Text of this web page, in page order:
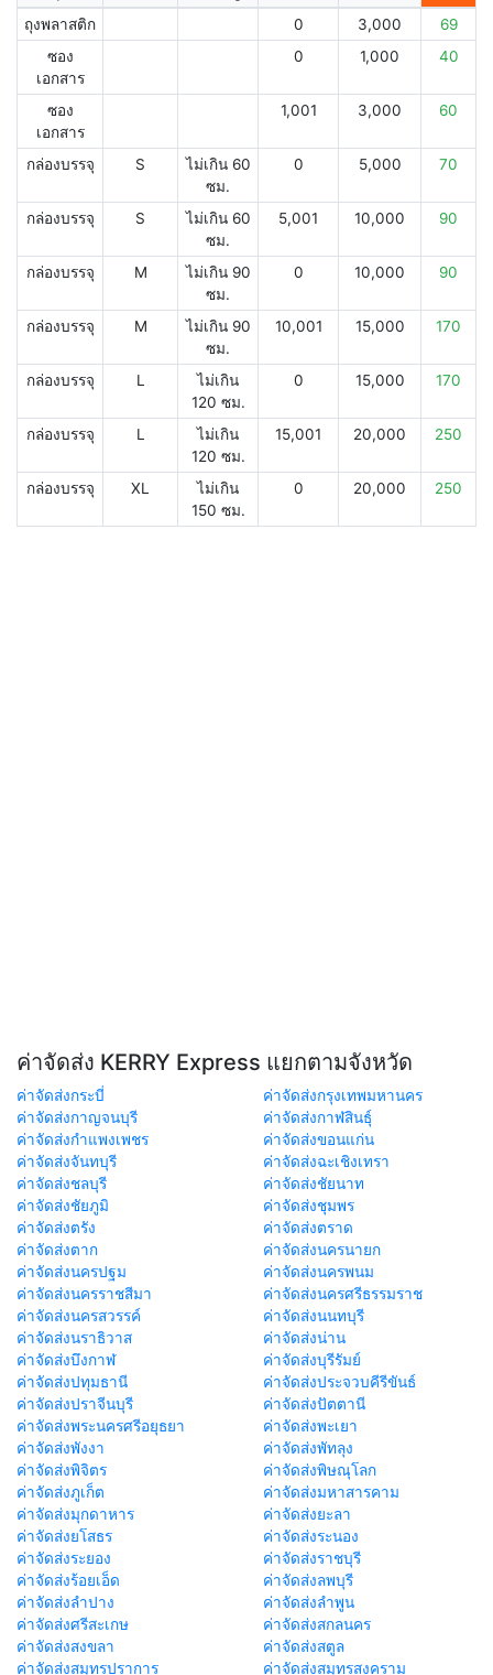
ถุงพลาสติก
0 3,000
69
ซอง
เอกสาร
0 1,000 40
ซอง
เอกสาร
1,001 3,000 60
กล่องบรรจุ S
ไม่เกิน 60
ซม.
0 5,000 70
กล่องบรรจุ S
ไม่เกิน 60
ซม.
5,001 10,000 90
กล่องบรรจุ M
ไม่เกิน 90
ซม.
0 10,000 90
กล่องบรรจุ M
ไม่เกิน 90
ซม.
10,001 15,000 170
กล่องบรรจุ L
ไม่เกิน
120 ซม.
0 15,000 170
กล่องบรรจุ L
ไม่เกิน
120 ซม.
15,001 20,000 250
กล่องบรรจุ XL
ไม่เกิน
150 ซม.
0 20,000 250
ค่าจัดส่ง KERRY Express แยกตามจังหวัด
ค่าจัดส่งกระบี่
ค่าจัดส่งกรุงเทพมหานคร
ค่าจัดส่งกาญจนบุรี
ค่าจัดส่งกาฬสินธุ์
ค่าจัดส่งกำแพงเพชร
ค่าจัดส่งขอนแก่น
ค่าจัดส่งจันทบุรี
ค่าจัดส่งฉะเชิงเทรา
ค่าจัดส่งชลบุรี
ค่าจัดส่งชัยนาท
ค่าจัดส่งชัยภูมิ
ค่าจัดส่งชุมพร
ค่าจัดส่งตรัง
ค่าจัดส่งตราด
ค่าจัดส่งตาก
ค่าจัดส่งนครนายก
ค่าจัดส่งนครปฐม
ค่าจัดส่งนครพนม
ค่าจัดส่งนครราชสีมา
ค่าจัดส่งนครศรีธรรมราช
ค่าจัดส่งนครสวรรค์
ค่าจัดส่งนนทบุรี
ค่าจัดส่งนราธิวาส
ค่าจัดส่งน่าน
ค่าจัดส่งบึงกาฬ
ค่าจัดส่งบุรีรัมย์
ค่าจัดส่งปทุมธานี
ค่าจัดส่งประจวบคีรีขันธ์
ค่าจัดส่งปราจีนบุรี
ค่าจัดส่งปัตตานี
ค่าจัดส่งพระนครศรีอยุธยา
ค่าจัดส่งพะเยา
ค่าจัดส่งพังงา
ค่าจัดส่งพัทลุง
ค่าจัดส่งพิจิตร
ค่าจัดส่งพิษณุโลก
ค่าจัดส่งภูเก็ต
ค่าจัดส่งมหาสารคาม
ค่าจัดส่งมุกดาหาร
ค่าจัดส่งยะลา
ค่าจัดส่งยโสธร
ค่าจัดส่งระนอง
ค่าจัดส่งระยอง
ค่าจัดส่งราชบุรี
ค่าจัดส่งร้อยเอ็ด
ค่าจัดส่งลพบุรี
ค่าจัดส่งลำปาง
ค่าจัดส่งลำพูน
ค่าจัดส่งศรีสะเกษ
ค่าจัดส่งสกลนคร
ค่าจัดส่งสงขลา
ค่าจัดส่งสตูล
ค่าจัดส่งสมุทรปราการ
ค่าจัดส่งสมุทรสงคราม